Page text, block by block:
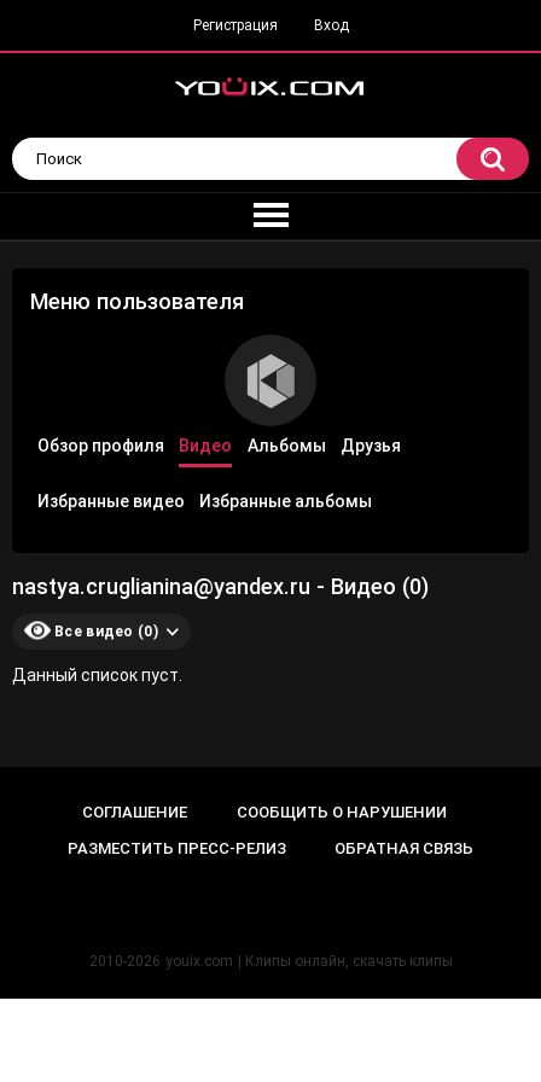
Регистрация Вход
Меню пользователя
Обзор профиля Видео Альбомы Друзья
Избранные видео Избранные альбомы
nastya.cruglianina@yandex.ru - Видео (0)
Все видео (0)
Данный список пуст.
СОГЛАШЕНИЕ
СООБЩИТЬ О НАРУШЕНИИ
РАЗМЕСТИТЬ ПРЕСС-РЕЛИЗ
ОБРАТНАЯ СВЯЗЬ
2010-2026 youix.com | Клипы онлайн, cкачать клипы